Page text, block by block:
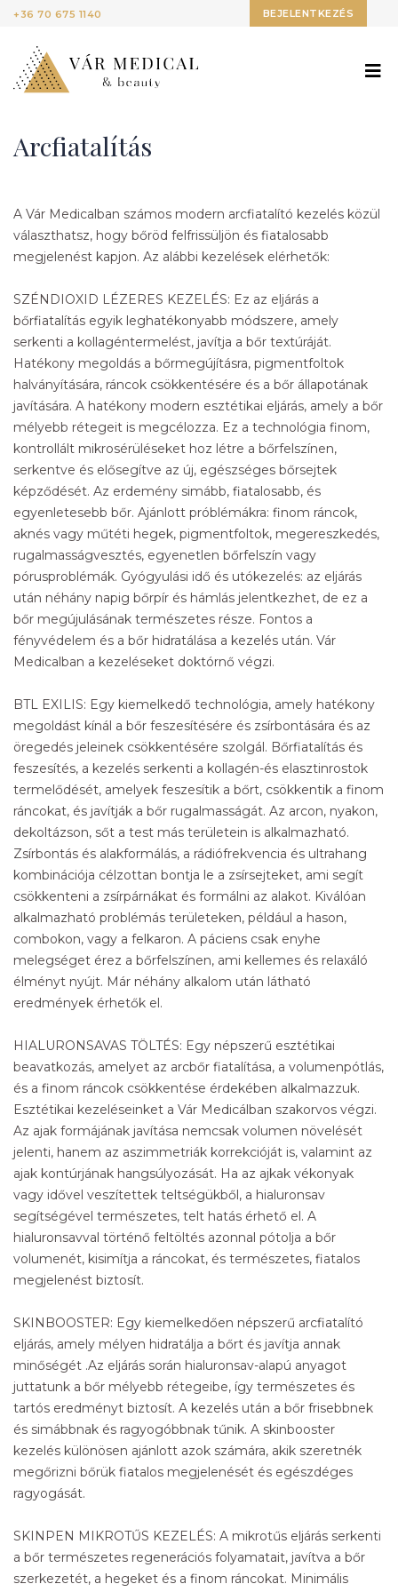
+36 70 675 1140 BEJELENTKEZÉS
Arcfiatalítás
A Vár Medicalban számos modern arcfiatalító kezelés közül
választhatsz, hogy bőröd felfrissüljön és fiatalosabb
megjelenést kapjon. Az alábbi kezelések elérhetők:
SZÉNDIOXID LÉZERES KEZELÉS: Ez az eljárás a
bőrfiatalítás egyik leghatékonyabb módszere, amely
serkenti a kollagéntermelést, javítja a bőr textúráját.
Hatékony megoldás a bőrmegújításra, pigmentfoltok
halványítására, ráncok csökkentésére és a bőr állapotának
javítására. A hatékony modern esztétikai eljárás, amely a bőr
mélyebb rétegeit is megcélozza. Ez a technológia finom,
kontrollált mikrosérüléseket hoz létre a bőrfelszínen,
serkentve és elősegítve az új, egészséges bőrsejtek
képződését. Az erdemény simább, fiatalosabb, és
egyenletesebb bőr. Ajánlott próblémákra: finom ráncok,
aknés vagy műtéti hegek, pigmentfoltok, megereszkedés,
rugalmasságvesztés, egyenetlen bőrfelszín vagy
pórusproblémák. Gyógyulási idő és utókezelés: az eljárás
után néhány napig bőrpír és hámlás jelentkezhet, de ez a
bőr megújulásának természetes része. Fontos a
fényvédelem és a bőr hidratálása a kezelés után. Vár
Medicalban a kezeléseket doktórnő végzi.
BTL EXILIS: Egy kiemelkedő technológia, amely hatékony
megoldást kínál a bőr feszesítésére és zsírbontására és az
öregedés jeleinek csökkentésére szolgál. Bőrfiatalítás és
feszesítés, a kezelés serkenti a kollagén-és elasztinrostok
termelődését, amelyek feszesítik a bőrt, csökkentik a finom
ráncokat, és javítják a bőr rugalmasságát. Az arcon, nyakon,
dekoltázson, sőt a test más területein is alkalmazható.
Zsírbontás és alakformálás, a rádiófrekvencia és ultrahang
kombinációja célzottan bontja le a zsírsejteket, ami segít
csökkenteni a zsírpárnákat és formálni az alakot. Kiválóan
alkalmazható problémás területeken, például a hason,
combokon, vagy a felkaron. A páciens csak enyhe
melegséget érez a bőrfelszínen, ami kellemes és relaxáló
élményt nyújt. Már néhány alkalom után látható
eredmények érhetők el.
HIALURONSAVAS TÖLTÉS: Egy népszerű esztétikai
beavatkozás, amelyet az arcbőr fiatalítása, a volumenpótlás,
és a finom ráncok csökkentése érdekében alkalmazzuk.
Esztétikai kezeléseinket a Vár Medicálban szakorvos végzi.
Az ajak formájának javítása nemcsak volumen növelését
jelenti, hanem az aszimmetriák korrekcióját is, valamint az
ajak kontúrjának hangsúlyozását. Ha az ajkak vékonyak
vagy idővel veszítettek teltségükből, a hialuronsav
segítségével természetes, telt hatás érhető el. A
hialuronsavval történő feltöltés azonnal pótolja a bőr
volumenét, kisimítja a ráncokat, és természetes, fiatalos
megjelenést biztosít.
SKINBOOSTER: Egy kiemelkedően népszerű arcfiatalító
eljárás, amely mélyen hidratálja a bőrt és javítja annak
minőségét .Az eljárás során hialuronsav-alapú anyagot
juttatunk a bőr mélyebb rétegeibe, így természetes és
tartós eredményt biztosít. A kezelés után a bőr frisebbnek
és simábbnak és ragyogóbbnak tűnik. A skinbooster
kezelés különösen ajánlott azok számára, akik szeretnék
megőrizni bőrük fiatalos megjelenését és egészdéges
ragyogását.
SKINPEN MIKROTŰS KEZELÉS: A mikrotűs eljárás serkenti
a bőr természetes regenerációs folyamatait, javítva a bőr
szerkezetét, a hegeket és a finom ráncokat. Minimális